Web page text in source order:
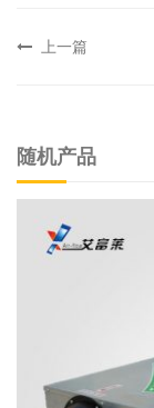
上一篇
随机产品